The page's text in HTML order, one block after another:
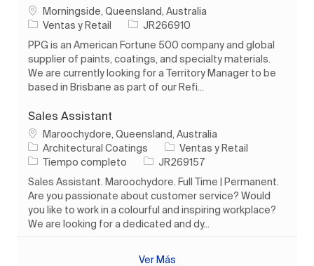
Ubicación
Morningside, Queensland, Australia
Categoría
Ventas y Retail ID de trabajo
JR266910
PPG is an American Fortune 500 company and global
supplier of paints, coatings, and specialty materials.
We are currently looking for a Territory Manager to be
based in Brisbane as part of our Refi...
Sales Assistant
Ubicación
Maroochydore, Queensland, Australia
Architectural Coatings
Categoría
Ventas y Retail
Tipo de trabajo
Tiempo completo ID de trabajo
JR269157
Sales Assistant. Maroochydore. Full Time | Permanent.
Are you passionate about customer service? Would
you like to work in a colourful and inspiring workplace?
We are looking for a dedicated and dy...
Ver Más